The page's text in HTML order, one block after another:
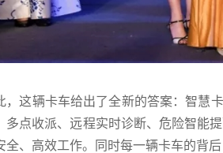
，这辆卡车给出了全新的答案：智慧
多点收派、远程实时诊断、危险智能
全、高效工作。同时每一辆卡车的背